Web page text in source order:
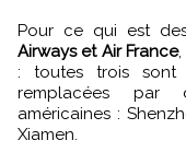
Pour ce qui est
Airways et Air France
: toutes trois sont
remplacées par
américaines :
Xiamen.